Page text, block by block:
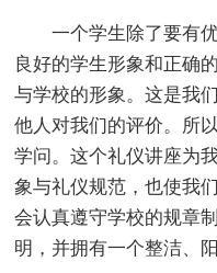
一个学生除了要有
良好的学生形象和正确
与学校的形象。这是我
他人对我们的评价。所
学问。这个礼仪讲座为
象与礼仪规范，也使我
会认真遵守学校的规章
明，并拥有一个整洁、